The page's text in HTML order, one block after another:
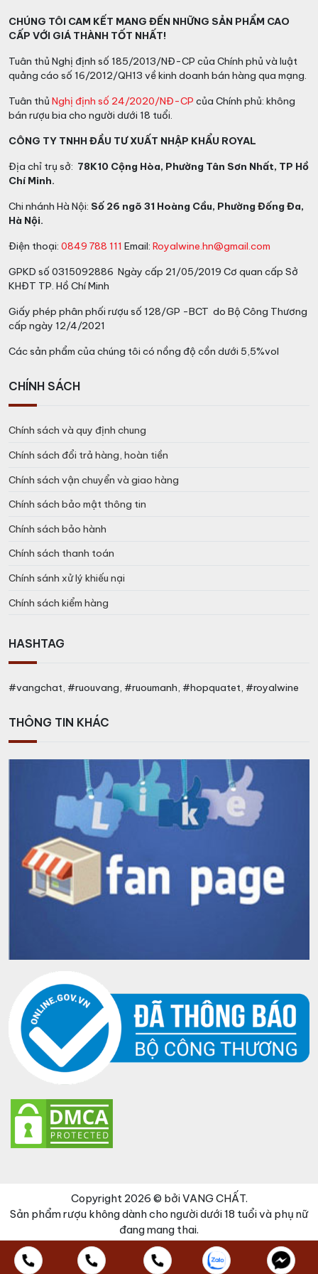
CHÚNG TÔI CAM KẾT MANG ĐẾN NHỮNG SẢN PHẨM CAO
CẤP VỚI GIÁ THÀNH TỐT NHẤT!
Tuân thủ Nghị định số 185/2013/NĐ-CP của Chính phủ và luật
quảng cáo số 16/2012/QH13 về kinh doanh bán hàng qua mạng.
Tuân thủ Nghị định số 24/2020/NĐ-CP của Chính phủ: không
bán rượu bia cho người dưới 18 tuổi.
CÔNG TY TNHH ĐẦU TƯ XUẤT NHẬP KHẨU ROYAL
Địa chỉ trụ sở: 78K10 Cộng Hòa, Phường Tân Sơn Nhất, TP Hồ
Chí Minh.
Chi nhánh Hà Nội: Số 26 ngõ 31 Hoàng Cầu, Phường Đống Đa,
Hà Nội.
Điện thoại: 0849 788 111 Email: Royalwine.hn@gmail.com
GPKD số 0315092886 Ngày cấp 21/05/2019 Cơ quan cấp Sở
KHĐT TP. Hồ Chí Minh
Giấy phép phân phối rượu số 128/GP -BCT do Bộ Công Thương
cấp ngày 12/4/2021
Các sản phẩm của chúng tôi có nồng độ cồn dưới 5,5%vol
CHÍNH SÁCH
Chính sách và quy định chung
Chính sách đổi trả hàng, hoàn tiền
Chính sách vận chuyển và giao hàng
Chính sách bảo mật thông tin
Chính sách bảo hành
Chính sách thanh toán
Chính sánh xử lý khiếu nại
Chính sách kiểm hàng
HASHTAG
#vangchat, #ruouvang, #ruoumanh, #hopquatet, #royalwine
THÔNG TIN KHÁC
Copyright 2026 © bởi VANG CHẤT.
Sản phẩm rượu không dành cho người dưới 18 tuổi và phụ nữ
đang mang thai.
Đã thêm sản phẩm vào giỏ hàng Thanh toán